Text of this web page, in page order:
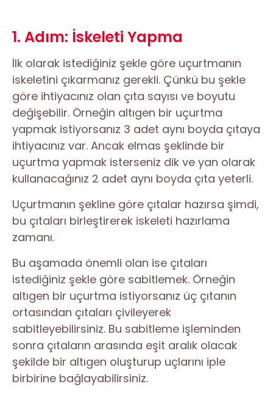
1. Adım: İskeleti Yapma
İlk olarak istediğiniz şekle göre uçurtmanın
iskeletini çıkarmanız gerekli. Çünkü bu şekle
göre ihtiyacınız olan çıta sayısı ve boyutu
değişebilir. Örneğin altıgen bir uçurtma
yapmak istiyorsanız 3 adet aynı boyda çıtaya
ihtiyacınız var. Ancak elmas şeklinde bir
uçurtma yapmak isterseniz dik ve yan olarak
kullanacağınız 2 adet aynı boyda çıta yeterli.
Uçurtmanın şekline göre çıtalar hazırsa şimdi,
bu çıtaları birleştirerek iskeleti hazırlama
zamanı.
Bu aşamada önemli olan ise çıtaları
istediğiniz şekle göre sabitlemek. Örneğin
altıgen bir uçurtma istiyorsanız üç çıtanın
ortasından çıtaları çivileyerek
sabitleyebilirsiniz. Bu sabitleme işleminden
sonra çıtaların arasında eşit aralık olacak
şekilde bir altıgen oluşturup uçlarını iple
birbirine bağlayabilirsiniz.